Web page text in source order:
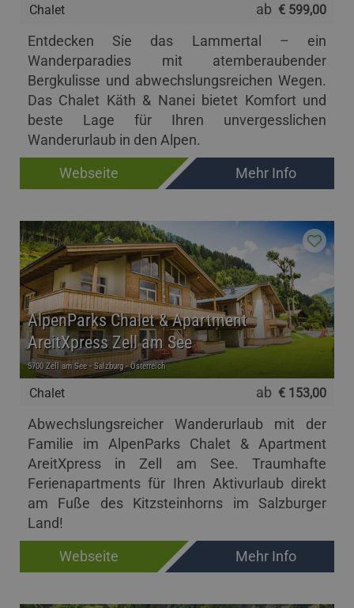
Chalet ab € 599,00
Entdecken Sie das Lammertal – ein
Wanderparadies mit atemberaubender
Bergkulisse und abwechslungsreichen Wegen.
Das Chalet Käth & Nanei bietet Komfort und
beste Lage für Ihren unvergesslichen
Wanderurlaub in den Alpen.
Webseite
Mehr Info
Chalet
AlpenParks Chalet & Apartment
AreitXpress Zell am See
5700 Zell am See - Salzburg - Österreich
ab € 153,00
Abwechslungsreicher Wanderurlaub mit der
Familie im AlpenParks Chalet & Apartment
AreitXpress in Zell am See. Traumhafte
Ferienapartments für Ihren Aktivurlaub direkt
am Fuße des Kitzsteinhorns im Salzburger
Land!
Webseite
Mehr Info